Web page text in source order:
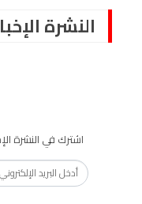
النشرة
اشترك في النشرة